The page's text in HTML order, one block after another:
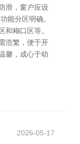
滑，窗户应设
能分区明确。
和糊口区等。
浩繁，便于开
馨，成心于幼
2026-05-17